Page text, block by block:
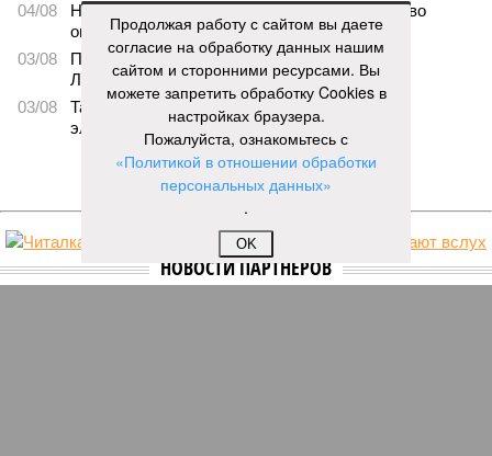
04/08
На петербургских АЗС отменили большинство
ограничений
03/08
Полиция проверила цыганские таборы в
Ленинградской области
03/08
Такси в Петербурге переведут на газ и
электричество
ЕЩЕ НОВОСТИ
НОВОСТИ ПАРТНЕРОВ
Продолжая работу с сайтом вы даете
согласие на обработку данных нашим
сайтом и сторонними ресурсами. Вы
можете запретить обработку Cookies в
настройках браузера.
Пожалуйста, ознакомьтесь с
«Политикой в отношении обработки
персональных данных»
.
OK